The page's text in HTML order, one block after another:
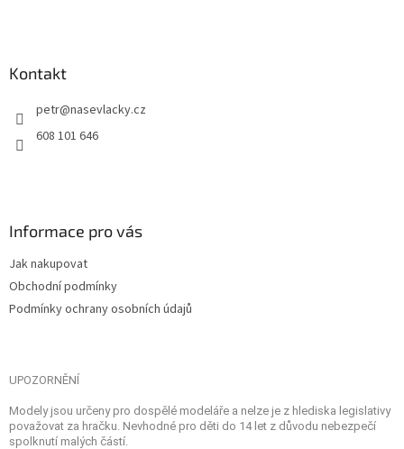
Kontakt
petr@nasevlacky.cz
608 101 646
Informace pro vás
Jak nakupovat
Obchodní podmínky
Podmínky ochrany osobních údajů
UPOZORNĚNÍ
Modely jsou určeny pro dospělé modeláře a nelze je z hlediska legislativy
považovat za hračku. Nevhodné pro děti do 14 let z důvodu nebezpečí
spolknutí malých částí.